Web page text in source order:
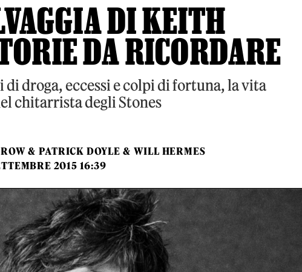
DI KEITH
DA RICORDARE
droga, eccessi e colpi di fortuna, la vita
chitarrista degli Stones
& PATRICK DOYLE & WILL HERMES
2015 16:39